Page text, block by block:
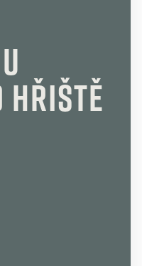
hřiště